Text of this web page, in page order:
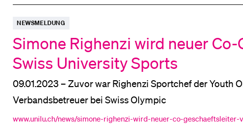
NEWSMELDUNG
Simone Righenzi wird neuer
Swiss University Sports
09.01.2023 – Zuvor war Righenzi Sportchef der
Verbandsbetreuer bei Swiss Olympic
www.unilu.ch/news/simone-righenzi-wird-neuer-co-